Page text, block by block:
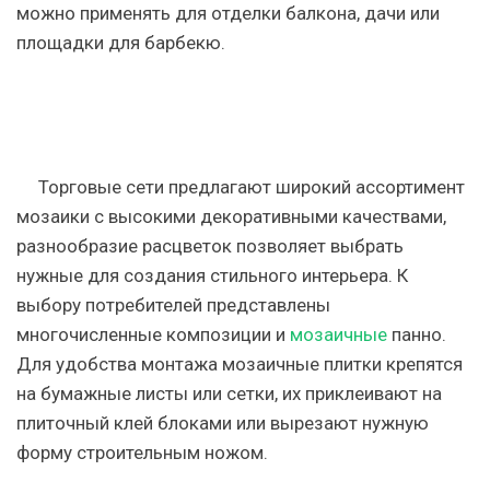
можно применять для отделки балкона, дачи или
площадки для барбекю.
Торговые сети предлагают широкий ассортимент
мозаики с высокими декоративными качествами,
разнообразие расцветок позволяет выбрать
нужные для создания стильного интерьера. К
выбору потребителей представлены
многочисленные композиции и мозаичные панно.
Для удобства монтажа мозаичные плитки крепятся
на бумажные листы или сетки, их приклеивают на
плиточный клей блоками или вырезают нужную
форму строительным ножом.